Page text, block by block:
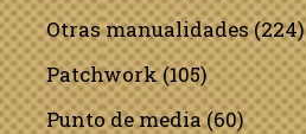
Otras manualidades(224)
Patchwork(105)
Punto de media(60)